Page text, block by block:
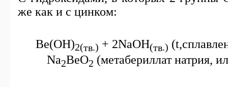
же как и с цинком:
Be(OH)2(тв.) + 2NaOH(тв.) (t
Na2BeO2 (метабериллат натрия,